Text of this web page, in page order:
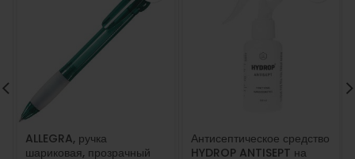
ALLEGRA, ручка
шариковая, прозрачный
Антисептическое средство
HYDROP ANTISEPT на